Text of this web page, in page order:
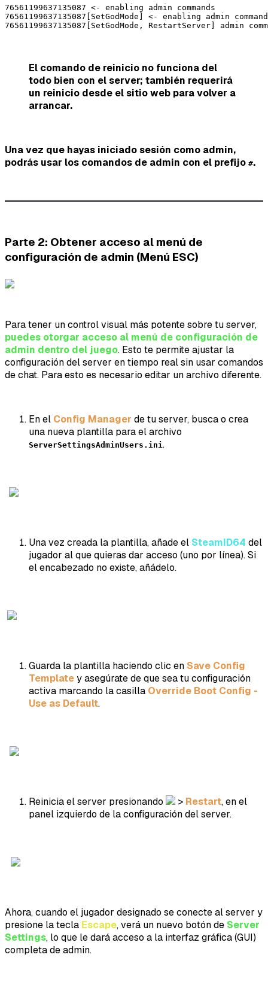
76561199637135087 <- enabling admin commands
76561199637135087[SetGodMode] <- enabling admin
76561199637135087[SetGodMode, RestartServer] admin
El comando de reinicio no funciona del
todo bien con el server; también requerirá
un reinicio desde el sitio web para volver a
arrancar.
Una vez que hayas iniciado sesión como admin,
podrás usar los comandos de admin con el prefijo #.
Parte 2: Obtener acceso al menú de
configuración de admin (Menú ESC)
Para tener un control visual más potente sobre tu server,
puedes otorgar acceso al menú de configuración de
admin dentro del juego. Esto te permite ajustar la
configuración del server en tiempo real sin usar comandos
de chat. Para esto es necesario editar un archivo diferente.
En el Config Manager de tu server, busca o crea
una nueva plantilla para el archivo
ServerSettingsAdminUsers.ini.
Una vez creada la plantilla, añade el SteamID64 del
jugador al que quieras dar acceso (uno por línea). Si
el encabezado no existe, añádelo.
Guarda la plantilla haciendo clic en Save Config
Templatey asegúrate de que sea tu configuración
activa marcando la casilla Override Boot Config -
Use as Default.
Reinicia el server presionando > Restart, en el
panel izquierdo de la configuración del server.
Ahora, cuando el jugador designado se conecte al server y
presione la tecla Escape, verá un nuevo botón de Server
Settings, lo que le dará acceso a la interfaz gráfica (GUI)
completa de admin.